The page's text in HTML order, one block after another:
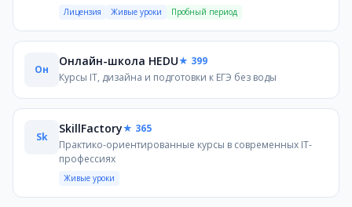
— Практико-ориентированные курсы в
Onskills— Доступные онлайн-курсы для
Онлайн IT школа для детей — IT-школа для детей:
Яндекс Практикум— Онлайн-курсы с практикой и ИИ-
XYZ School курсы разработки и программирования
Онлайн школа дизайна для детей (Easydesi)
—
Онлайн-школа программирования Айтигенио
Лицензия Живые уроки Пробный период
Он
Онлайн-школа HEDU★ 399
Курсы IT, дизайна и подготовки к ЕГЭ без воды
Sk
SkillFactory★ 365
Практико-ориентированные курсы в современных IT-
профессиях
Живые уроки